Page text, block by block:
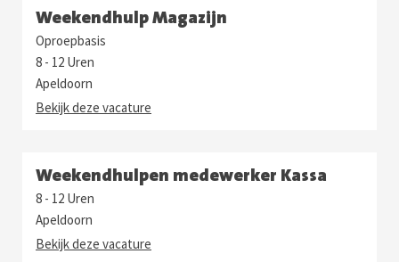
Weekendhulp Magazijn
Oproepbasis
8 - 12 Uren
Apeldoorn
Bekijk deze vacature
Weekendhulpen medewerker Kassa
8 - 12 Uren
Apeldoorn
Bekijk deze vacature